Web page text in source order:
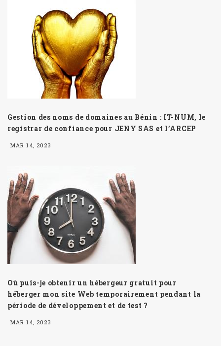
Gestion des noms de domaines au Bénin : IT-NUM, le
registrar de confiance pour JENY SAS et l’ARCEP
MAR 14, 2023
Où puis-je obtenir un hébergeur gratuit pour
héberger mon site Web temporairement pendant la
période de développement et de test ?
MAR 14, 2023